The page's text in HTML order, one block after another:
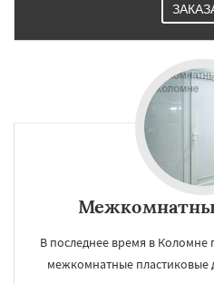
В последнее время в
межкомнатные пластиковые